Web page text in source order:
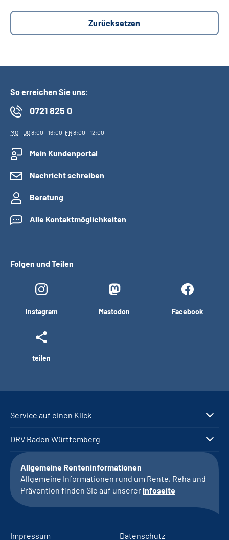
So erreichen Sie uns:
0721 825 0
MO- DO8:00 - 16:00, FR8:00 - 12:00
Mein Kundenportal
Nachricht schreiben
Beratung
Alle Kontaktmöglichkeiten
Folgen und Teilen
Instagram Mastodon Facebook
teilen
Service auf einen Klick
DRV Baden Württemberg
Allgemeine Renteninformationen
Allgemeine Informationen rund um Rente, Reha und
Prävention finden Sie auf unserer Infoseite
Impressum Datenschutz